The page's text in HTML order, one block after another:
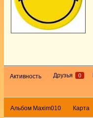
Активность Друзья 0
Альбом Maxim010 Карта